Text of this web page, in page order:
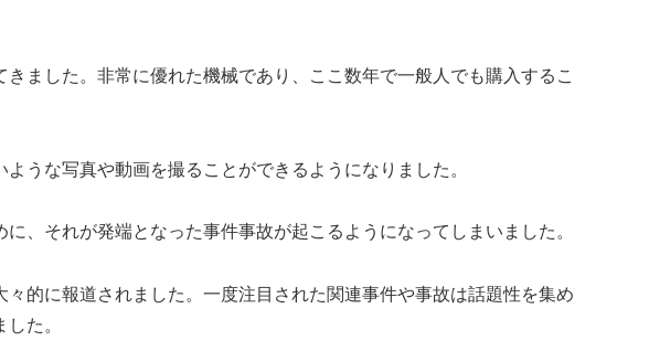
ました。非常に優れた機械であり、ここ数年で一般人でも購入するこ
うな写真や動画を撮ることができるようになりました。
、それが発端となった事件事故が起こるようになってしまいました。
的に報道されました。一度注目された関連事件や事故は話題性を集め
た。